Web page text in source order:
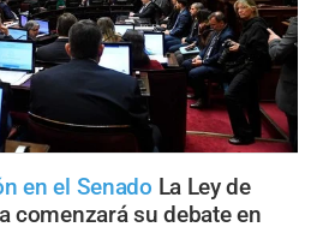
en el Senado La Ley de
comenzará su debate en